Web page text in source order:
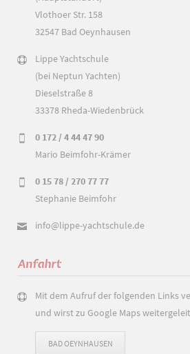
Vlothoer Str. 158
32547 Bad Oeynhausen
Lippe Yachtschule
(bei Neptun Yachten)
Dieselstraße 8
33378 Rheda-Wiedenbrück
0 172 / 4 44 47 90
Mario Beimfohr-Krämer
0 15 78 / 270 77 77
Stephanie Beimfohr
info@lippe-yachtschule.de
Anfahrt
Mit dem Aufruf der folgenden Links
und wirst zu Google Maps
BAD OEYNHAUSEN